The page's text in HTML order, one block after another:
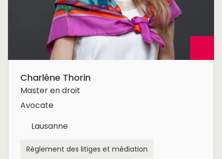
Charlène Thorin
Master en droit
Avocate
Lausanne
Règlement des litiges et médiation